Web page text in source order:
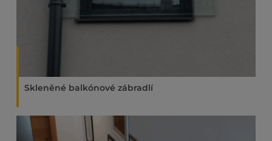
Skleněné balkónové zábradlí